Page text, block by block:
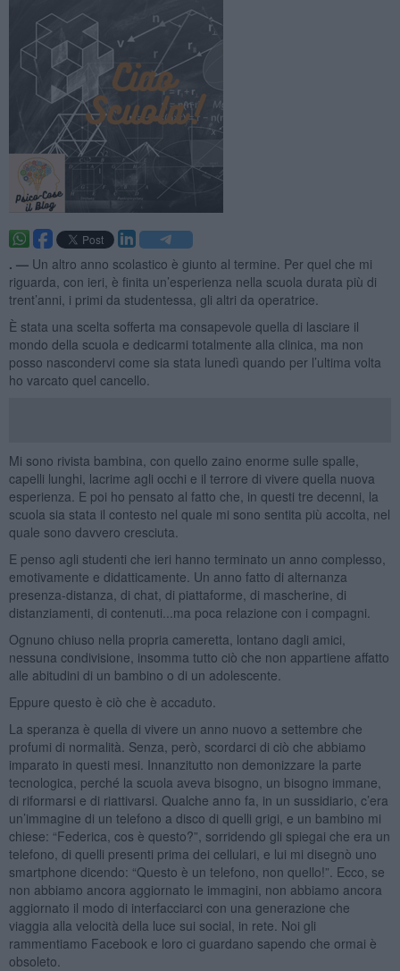
. — Un altro anno scolastico è giunto al termine. Per quel che mi
riguarda, con ieri, è finita un’esperienza nella scuola durata più di
trent’anni, i primi da studentessa, gli altri da operatrice.
È stata una scelta sofferta ma consapevole quella di lasciare il
mondo della scuola e dedicarmi totalmente alla clinica, ma non
posso nascondervi come sia stata lunedì quando per l’ultima volta
ho varcato quel cancello.
Mi sono rivista bambina, con quello zaino enorme sulle spalle,
capelli lunghi, lacrime agli occhi e il terrore di vivere quella nuova
esperienza. E poi ho pensato al fatto che, in questi tre decenni, la
scuola sia stata il contesto nel quale mi sono sentita più accolta, nel
quale sono davvero cresciuta.
E penso agli studenti che ieri hanno terminato un anno complesso,
emotivamente e didatticamente. Un anno fatto di alternanza
presenza-distanza, di chat, di piattaforme, di mascherine, di
distanziamenti, di contenuti...ma poca relazione con i compagni.
Ognuno chiuso nella propria cameretta, lontano dagli amici,
nessuna condivisione, insomma tutto ciò che non appartiene affatto
alle abitudini di un bambino o di un adolescente.
Eppure questo è ciò che è accaduto.
La speranza è quella di vivere un anno nuovo a settembre che
profumi di normalità. Senza, però, scordarci di ciò che abbiamo
imparato in questi mesi. Innanzitutto non demonizzare la parte
tecnologica, perché la scuola aveva bisogno, un bisogno immane,
di riformarsi e di riattivarsi. Qualche anno fa, in un sussidiario, c’era
un’immagine di un telefono a disco di quelli grigi, e un bambino mi
chiese: “Federica, cos è questo?”, sorridendo gli spiegai che era un
telefono, di quelli presenti prima dei cellulari, e lui mi disegnò uno
smartphone dicendo: “Questo è un telefono, non quello!”. Ecco, se
non abbiamo ancora aggiornato le immagini, non abbiamo ancora
aggiornato il modo di interfacciarci con una generazione che
viaggia alla velocità della luce sui social, in rete. Noi gli
rammentiamo Facebook e loro ci guardano sapendo che ormai è
obsoleto.